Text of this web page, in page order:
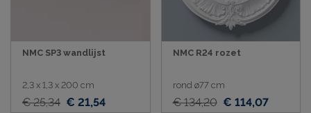
NMC SP3 wandlijst
2,3 x 1,3 x 200 cm
€ 25,34 € 21,54
NMC R24 rozet
rond ø77 cm
€ 134,20 € 114,07